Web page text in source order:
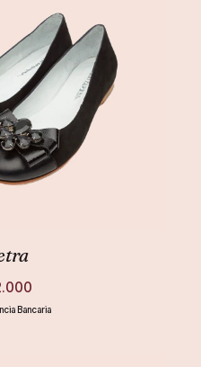
Bancaria